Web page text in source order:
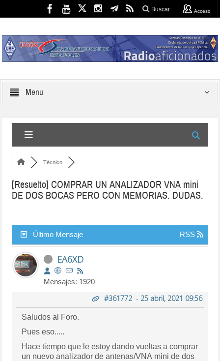
Buscar Acceso
Menu
Técnico
[Resuelto] COMPRAR UN ANALIZADOR VNA mini
DE DOS BOCAS PERO CON MEMORIAS. DUDAS.
Último Mensaje RSS
EA6XD
Mensajes: 1920
#361772- 25 abril, 2021 09:56
Saludos al Foro.
Pues eso.....
Hace tiempo que le estoy dando vueltas a comprar
un nuevo analizador de antenas/VNA mini de dos